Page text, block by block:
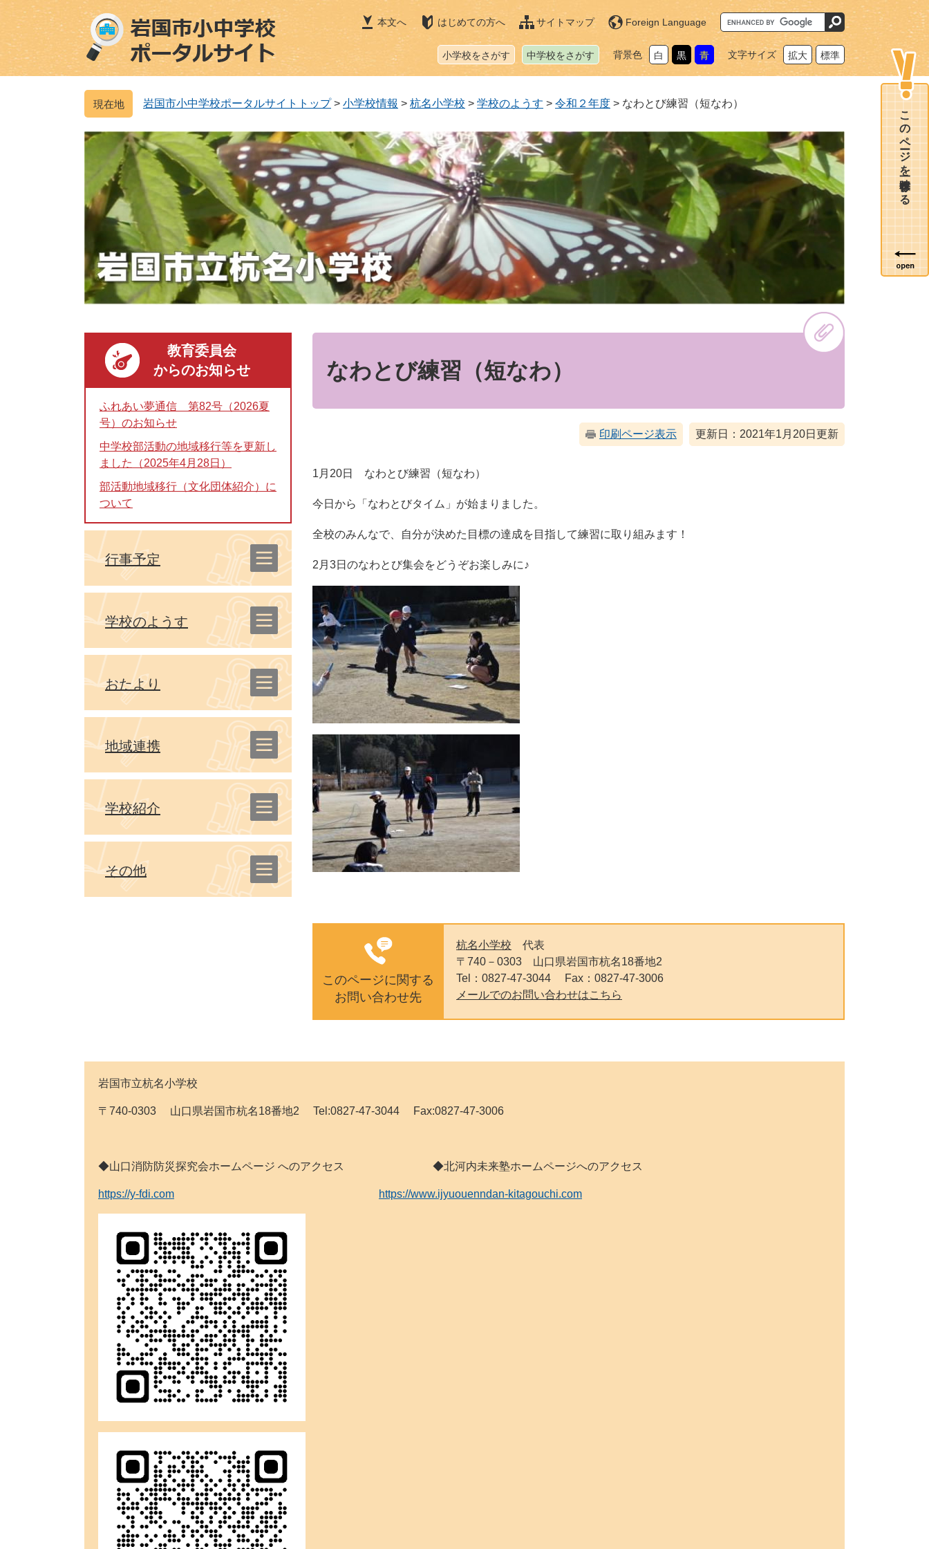
ジ
の
先
ュ
ー
を
本文へ はじめての方へ サイトマップ Foreign Language
G
o
o
カ
ム
小学校をさがす 中学校をさがす 背景色 白 黒 青 文字サイズ 拡大 標準
岩国市小中学校ポータルサイトトップ > 小学校情報 > 杭名小学校 > 学校のようす > 令和２年度 > なわとび練習（短なわ）
なわとび練習（短なわ）
印刷ページ表示 更新日：2021年1月20日更新
1月20日 なわとび練習（短なわ）
今日から「なわとびタイム」が始まりました。
全校のみんなで、自分が決めた目標の達成を目指して練習に取り組みます！
2月3日のなわとび集会をどうぞお楽しみに♪
このページに関する
お問い合わせ先
杭名小学校
代表
〒740－0303
山口県岩国市杭名18番地2
Tel：0827-47-3044
Fax：0827-47-3006
メールでのお問い合わせはこちら
教育委員会
からのお知らせ
ふれあい夢通信 第82号（2026夏
号）のお知らせ
中学校部活動の地域移行等を更新し
ました（2025年4月28日）
部活動地域移行（文化団体紹介）に
ついて
行事予定
学校のようす
おたより
地域連携
学校紹介
その他
岩国市立杭名小学校
〒740-0303 山口県岩国市杭名18番地2 Tel:0827-47-3044 Fax:0827-47-3006
◆山口消防防災探究会ホームページ へのアクセス ◆北河内未来塾ホームページへのアクセス
https://y-fdi.com https://www.ijyuouenndan-kitagouchi.com
このページを一時保存する